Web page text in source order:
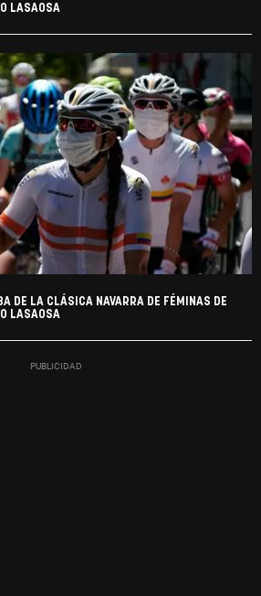
LASAOSA
DE LA CLÁSICA NAVARRA DE FÉMINAS DE
LASAOSA